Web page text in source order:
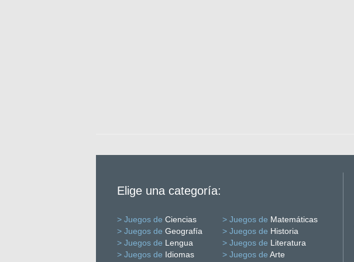
Elige una categoría:
> Juegos de Ciencias > Juegos de Matemáticas
> Juegos de Geografía > Juegos de Historia
> Juegos de Lengua > Juegos de Literatura
> Juegos de Idiomas > Juegos de Arte